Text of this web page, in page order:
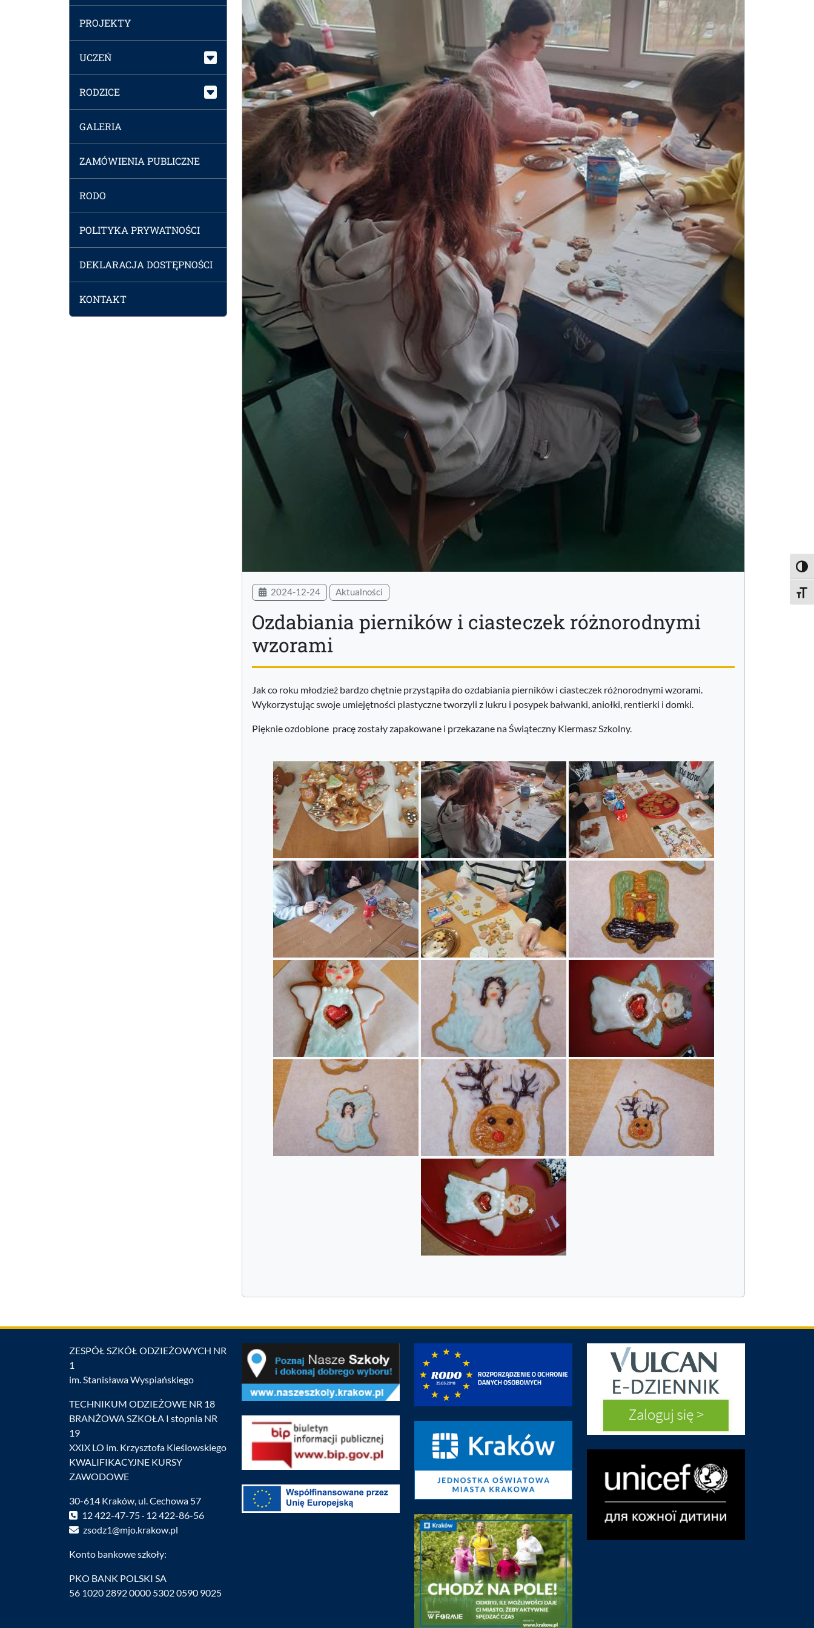
PROJEKTY
UCZEŃ
RODZICE
GALERIA
ZAMÓWIENIA PUBLICZNE
RODO
POLITYKA PRYWATNOŚCI
DEKLARACJA DOSTĘPNOŚCI
KONTAKT
2024-12-24 Aktualności
Ozdabiania pierników i ciasteczek różnorodnymi
wzorami
Jak co roku młodzież bardzo chętnie przystąpiła do ozdabiania pierników i ciasteczek różnorodnymi wzorami.
Wykorzystując swoje umiejętności plastyczne tworzyli z lukru i posypek bałwanki, aniołki, rentierki i domki.
Pięknie ozdobione pracę zostały zapakowane i przekazane na Świąteczny Kiermasz Szkolny.
ZESPÓŁ SZKÓŁ ODZIEŻOWYCH NR
1
im. Stanisława Wyspiańskiego
TECHNIKUM ODZIEŻOWE NR 18
BRANŻOWA SZKOŁA I stopnia NR
19
XXIX LO im. Krzysztofa Kieślowskiego
KWALIFIKACYJNE KURSY
ZAWODOWE
30-614 Kraków, ul. Cechowa 57
12 422-47-75 · 12 422-86-56
zsodz1@mjo.krakow.pl
Konto bankowe szkoły:
PKO BANK POLSKI SA
56 1020 2892 0000 5302 0590 9025